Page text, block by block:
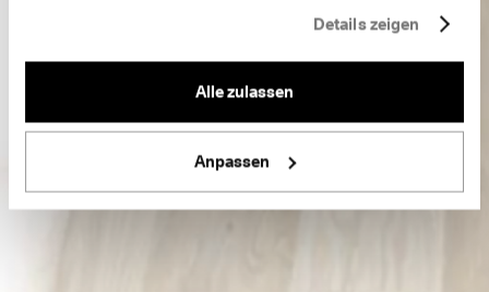
Details zeigen
Alle zulassen
Anpassen